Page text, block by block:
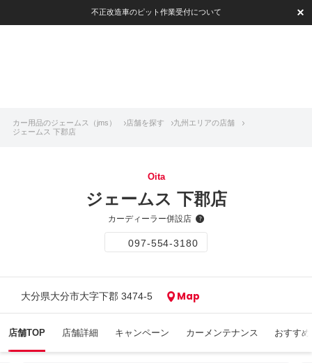
不正改造車のピット作業受付について
カー用品のジェームス（jms） 店舗を探す
九州エリアの店舗
ジェームス 下郡店
Oita
ジェームス 下郡店
カーディーラー併設店
097-554-3180
大分県大分市大字下郡 3474-5 Map
店舗TOP 店舗詳細 キャンペーン カーメンテナンス おすす